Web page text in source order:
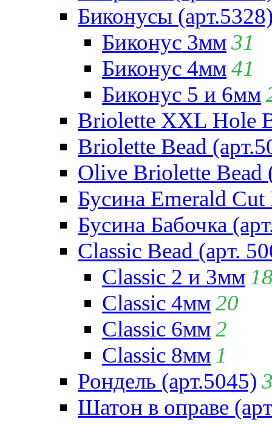
Биконусы
Биконус 3мм31
Биконус 4мм41
Биконус 5 и 6мм
Briolette XXL Hole
Briolette Bead
Olive Briolette Bead
Бусина Emerald Cut
Бусина Бабочка
Classic Bead (арт.
Classic 2 и 3мм
Classic 4мм20
Classic 6мм2
Classic 8мм 1
Рондель (арт.5045)
Шатон в оправе